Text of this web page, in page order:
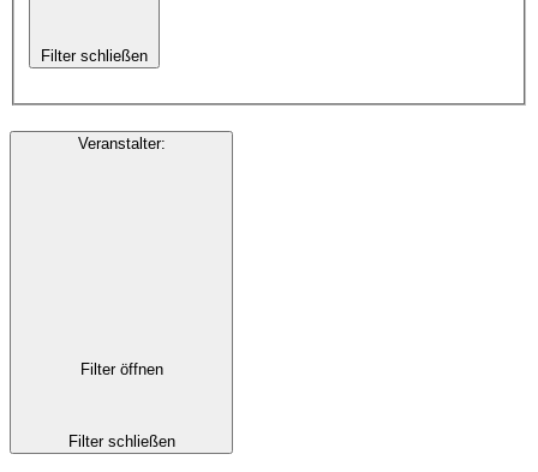
Filter schließen
Veranstalter:
Filter öffnen
Filter schließen